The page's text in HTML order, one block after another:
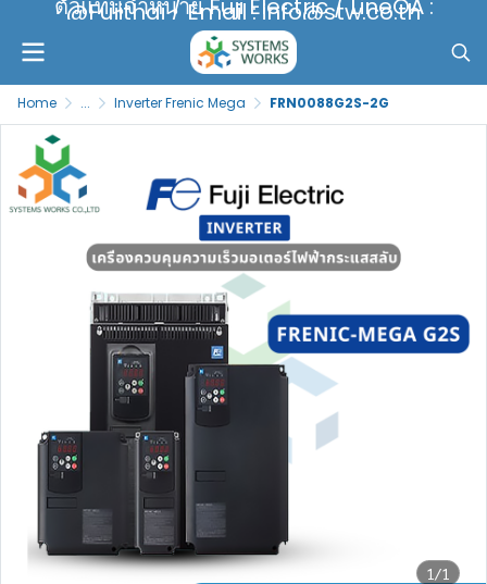
ตัวแทนจำหน่าย Fuji Electric / LineOA :
@Fujithai / Email : info@stw.co.th
Home ... Inverter Frenic Mega FRN0088G2S-2G
1/1